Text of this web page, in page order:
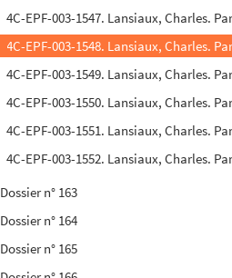
4C-EPF-003-1547. Lansiaux, Charles.
4C-EPF-003-1548. Lansiaux, Charles.
4C-EPF-003-1549. Lansiaux, Charles.
4C-EPF-003-1550. Lansiaux, Charles.
4C-EPF-003-1551. Lansiaux, Charles.
4C-EPF-003-1552. Lansiaux, Charles.
Dossier n° 163
Dossier n° 164
Dossier n° 165